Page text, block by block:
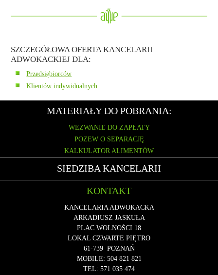
SZCZEGÓŁOWA OFERTA KANCELARII
ADWOKACKIEJ DLA:
Przedsiębiorców
Klientów indywidualnych
MATERIAŁY DO POBRANIA:
WEZWANIE DO ZAPŁATY
POZEW O SEPARACJĘ
KALKULATOR ALIMENTÓW
SIEDZIBA KANCELARII
KONTAKT
KANCELARIA ADWOKACKA
ARKADIUSZ JASKUŁA
PLAC WOLNOŚCI 18
LOKAL CZWARTE PIĘTRO
61-739 POZNAŃ
MOBILE: 504 821 821
TEL: 571 035 474